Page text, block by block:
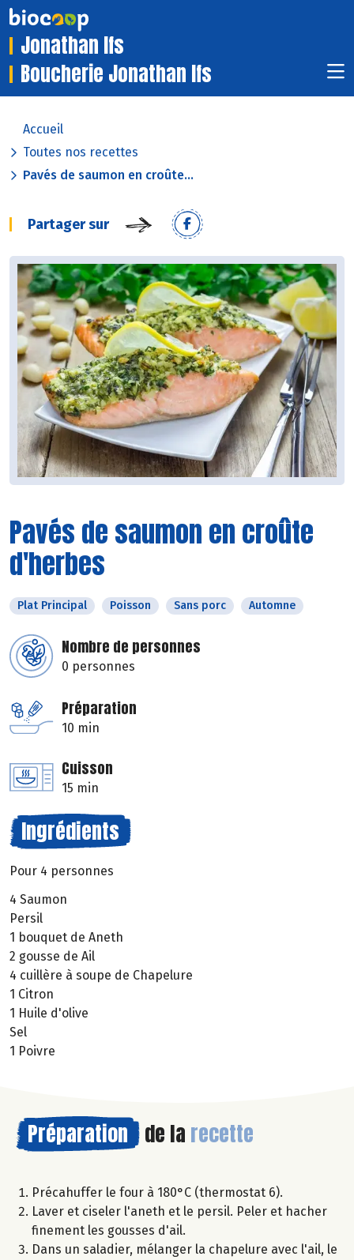
Jonathan Ifs
Boucherie Jonathan Ifs
Accueil
Toutes nos recettes
Pavés de saumon en croûte...
Partager sur
Pavés de saumon en croûte
d'herbes
Plat Principal Poisson Sans porc Automne
Nombre de personnes
0 personnes
Préparation
10 min
Cuisson
15 min
Ingrédients
Pour 4 personnes
4 Saumon
Persil
1 bouquet de Aneth
2 gousse de Ail
4 cuillère à soupe de Chapelure
1 Citron
1 Huile d'olive
Sel
1 Poivre
Préparation de la recette
Précahuffer le four à 180°C (thermostat 6).
Laver et ciseler l'aneth et le persil. Peler et hacher
finement les gousses d'ail.
Dans un saladier, mélanger la chapelure avec l'ail, le